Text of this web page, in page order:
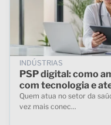
INDÚSTRIAS
PSP digital: como
com tecnologia e
Quem atua no setor da
vez mais conec...